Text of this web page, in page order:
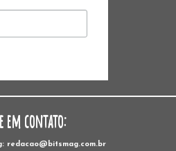
em contato:
redacao@bitsmag.com.br